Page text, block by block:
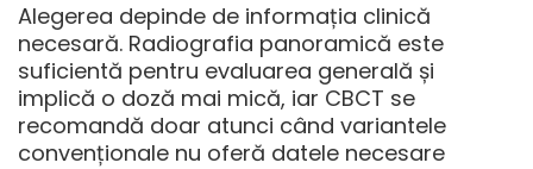
Alegerea depinde de informația clinică
necesară. Radiografia panoramică este
suficientă pentru evaluarea generală și
implică o doză mai mică, iar CBCT se
recomandă doar atunci când variantele
convenționale nu oferă datele necesare